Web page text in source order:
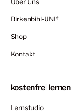
Über Uns
Birkenbihl-UNI®
Shop
Kontakt
kostenfrei lernen
Lernstudio